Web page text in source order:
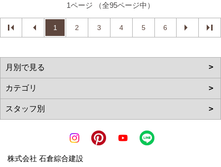
1ページ （全95ページ中）
1 2 3 4 5 6
株式会社 石倉綜合建設